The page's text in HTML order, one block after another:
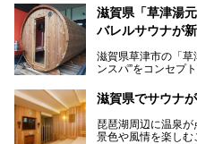
この記事は北近江
す。
ープン。湖からそよ
が楽しめます。
を打てるのも醍醐味
イドル」の現役アー
滋賀県「草津湯
バレルサウナが
滋賀県草津市の「草
ンスパ”をコンセプ
たほか、岩盤房や
産地消をテーマに
今回新しくなった「
紹介します。
滋賀県でサウナ
琵琶湖周辺に温泉
景色や風情を楽しむ